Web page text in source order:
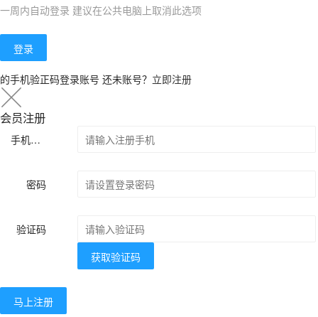
一周内自动登录 建议在公共电脑上取消此选项
登录
的手机验正码登录账号 还未账号？ 立即注册
会员注册
手机号码
密码
验证码
获取验证码
马上注册